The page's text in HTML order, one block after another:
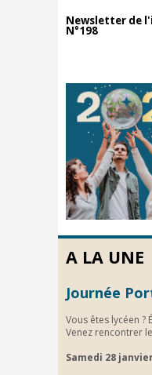
Newsletter de
N°198
A LA UNE
Journée
Vous êtes lycéen ?
Venez rencontrer
Samedi 28